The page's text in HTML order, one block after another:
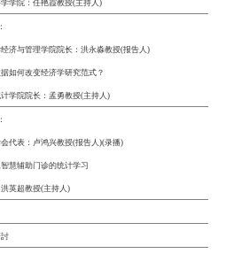
学院：任艳霞教授(主持人 )
：
济与管理学院院长：洪永淼教授(报告人 )
如何改变经济学研究范式？
学院院长：孟勇教授(主持人 )
：
代表：卢鸿兴教授(报告人 )(录播)
慧辅助门诊的统计学习
英超教授(主持人 )